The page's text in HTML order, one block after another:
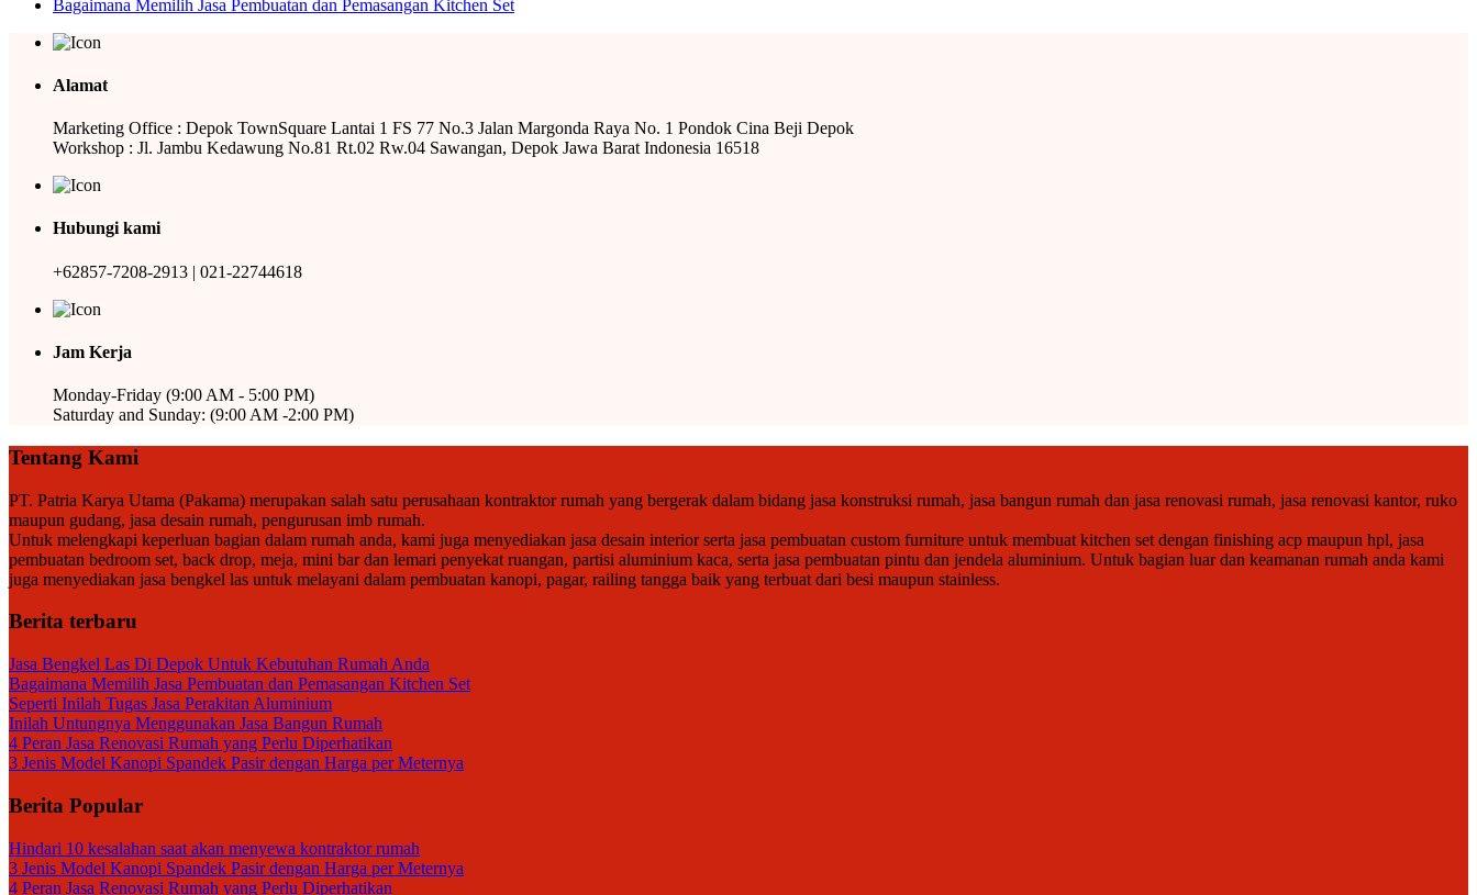
Bagaimana Memilih Jasa Pembuatan dan Pemasangan Kitchen Set
Alamat
Marketing Office : Depok TownSquare Lantai 1 FS 77 No.3 Jalan Margonda Raya No. 1 Pondok Cina Beji Depok
Workshop : Jl. Jambu Kedawung No.81 Rt.02 Rw.04 Sawangan, Depok Jawa Barat Indonesia 16518
Hubungi kami
+62857-7208-2913 | 021-22744618
Jam Kerja
Monday-Friday (9:00 AM - 5:00 PM)
Saturday and Sunday: (9:00 AM -2:00 PM)
Tentang Kami
PT. Patria Karya Utama (Pakama) merupakan salah satu perusahaan kontraktor rumah yang bergerak dalam bidang jasa konstruksi rumah, jasa bangun rumah dan jasa renovasi rumah, jasa renovasi kantor, ruko
maupun gudang, jasa desain rumah, pengurusan imb rumah.
Untuk melengkapi keperluan bagian dalam rumah anda, kami juga menyediakan jasa desain interior serta jasa pembuatan custom furniture untuk membuat kitchen set dengan finishing acp maupun hpl, jasa
pembuatan bedroom set, back drop, meja, mini bar dan lemari penyekat ruangan, partisi aluminium kaca, serta jasa pembuatan pintu dan jendela aluminium. Untuk bagian luar dan keamanan rumah anda kami
juga menyediakan jasa bengkel las untuk melayani dalam pembuatan kanopi, pagar, railing tangga baik yang terbuat dari besi maupun stainless.
Berita terbaru
Jasa Bengkel Las Di Depok Untuk Kebutuhan Rumah Anda
Bagaimana Memilih Jasa Pembuatan dan Pemasangan Kitchen Set
Seperti Inilah Tugas Jasa Perakitan Aluminium
Inilah Untungnya Menggunakan Jasa Bangun Rumah
4 Peran Jasa Renovasi Rumah yang Perlu Diperhatikan
3 Jenis Model Kanopi Spandek Pasir dengan Harga per Meternya
Berita Popular
Hindari 10 kesalahan saat akan menyewa kontraktor rumah
3 Jenis Model Kanopi Spandek Pasir dengan Harga per Meternya
4 Peran Jasa Renovasi Rumah yang Perlu Diperhatikan